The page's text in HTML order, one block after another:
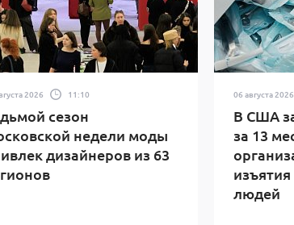
2026 11:10
сезон
недели моды
дизайнеров из 63
06 августа 2026
В США
за 13
людей